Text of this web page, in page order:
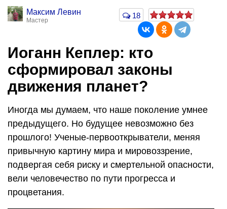
Максим Левин
Мастер
18
Иоганн Кеплер: кто
сформировал законы
движения планет?
Иногда мы думаем, что наше поколение умнее
предыдущего. Но будущее невозможно без
прошлого! Ученые-первооткрыватели, меняя
привычную картину мира и мировоззрение,
подвергая себя риску и смертельной опасности,
вели человечество по пути прогресса и
процветания.